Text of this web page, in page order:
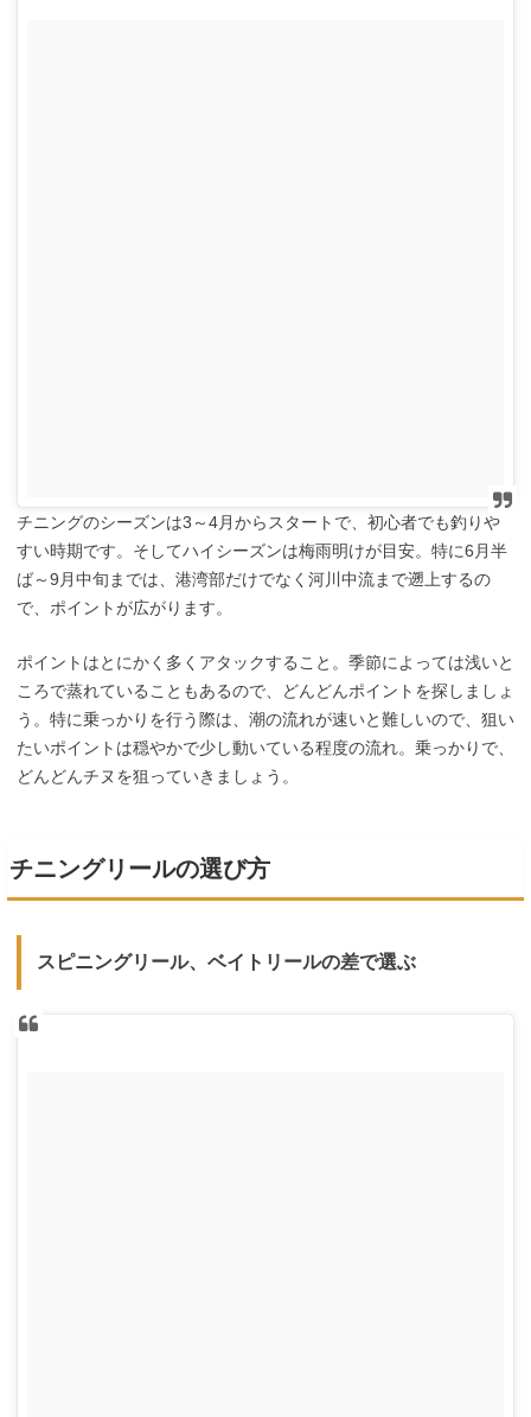
チニングのシーズンは3～4月からスタートで、初心者でも釣りや
すい時期です。そしてハイシーズンは梅雨明けが目安。特に6月半
ば～9月中旬までは、港湾部だけでなく河川中流まで遡上するの
で、ポイントが広がります。
ポイントはとにかく多くアタックすること。季節によっては浅いと
ころで蒸れていることもあるので、どんどんポイントを探しましょ
う。特に乗っかりを行う際は、潮の流れが速いと難しいので、狙い
たいポイントは穏やかで少し動いている程度の流れ。乗っかりで、
どんどんチヌを狙っていきましょう。
チニングリールの選び方
スピニングリール、ベイトリールの差で選ぶ